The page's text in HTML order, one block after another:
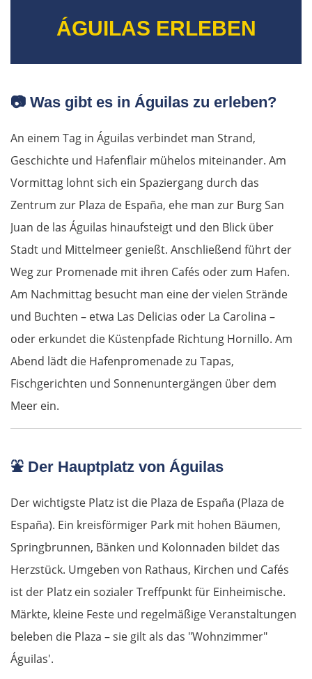
ÁGUILAS ERLEBEN
📷 Was gibt es in Águilas zu erleben?
An einem Tag in Águilas verbindet man Strand,
Geschichte und Hafenflair mühelos miteinander. Am
Vormittag lohnt sich ein Spaziergang durch das
Zentrum zur Plaza de España, ehe man zur Burg San
Juan de las Águilas hinaufsteigt und den Blick über
Stadt und Mittelmeer genießt. Anschließend führt der
Weg zur Promenade mit ihren Cafés oder zum Hafen.
Am Nachmittag besucht man eine der vielen Strände
und Buchten – etwa Las Delicias oder La Carolina –
oder erkundet die Küstenpfade Richtung Hornillo. Am
Abend lädt die Hafenpromenade zu Tapas,
Fischgerichten und Sonnenuntergängen über dem
Meer ein.
⛲ Der Hauptplatz von Águilas
Der wichtigste Platz ist die Plaza de España (Plaza de
España). Ein kreisförmiger Park mit hohen Bäumen,
Springbrunnen, Bänken und Kolonnaden bildet das
Herzstück. Umgeben von Rathaus, Kirchen und Cafés
ist der Platz ein sozialer Treffpunkt für Einheimische.
Märkte, kleine Feste und regelmäßige Veranstaltungen
beleben die Plaza – sie gilt als das "Wohnzimmer"
Águilas'.